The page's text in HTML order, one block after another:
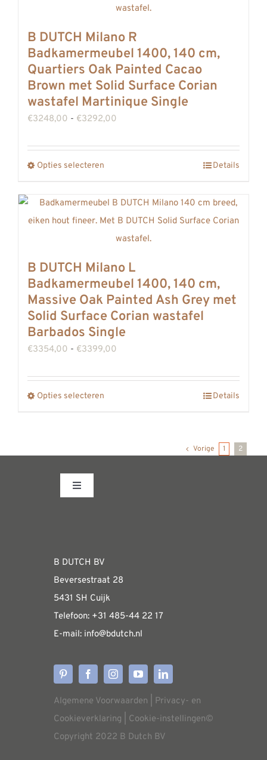
variaties.
optie
kan
gekozen
worden
op
productpagina
B DUTCH Milano R
Badkamermeubel 1400, 140 cm,
Quartiers Oak Painted Cacao
Brown met Solid Surface Corian
wastafel Martinique Single
€3248,00 - €3292,00
tot
Opties selecteren
heeft
meerdere
variaties.
optie
kan
gekozen
worden
op
productpagina
Details
B DUTCH Milano L
Badkamermeubel 1400, 140 cm,
Massive Oak Painted Ash Grey met
Solid Surface Corian wastafel
Barbados Single
€3354,00 - €3399,00
tot
Opties selecteren
worden
op
de
productpagina
Details
Vorige 1 2
Toggle
WEBSHOP
Algemene informatie &
Verzendkosten
Levertijden
Aflevering
B DUTCH BV
Beversestraat 28
5431 SH Cuijk
Telefoon: +31 485-44 22 17
E-mail: info@bdutch.nl
Algemene Voorwaarden
Privacy- en
Cookieverklaring
Cookie-instellingen©
Copyright 2022 B Dutch BV